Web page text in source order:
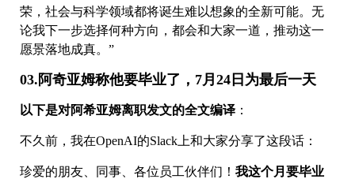
荣，社会与科学领域都将诞生难以想象的全新可能。无
论我下一步选择何种方向，都会和大家一道，推动这一
愿景落地成真。”
03.阿奇亚姆称他要毕业了，7月24日为最后一天
以下是对阿希亚姆离职发文的全文编译 ：
不久前，我在OpenAI的Slack上和大家分享了这段话：
珍爱的朋友、同事、各位员工伙伴们！ 我这个月要毕业